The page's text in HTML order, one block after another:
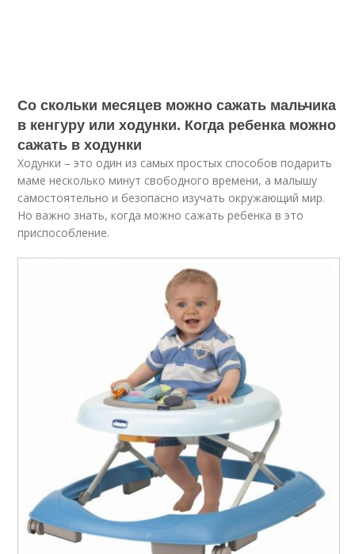
Со скольки месяцев можно сажать мальчика
в кенгуру или ходунки. Когда ребенка можно
сажать в ходунки
Ходунки – это один из самых простых способов подарить
маме несколько минут свободного времени, а малышу
самостоятельно и безопасно изучать окружающий мир.
Но важно знать, когда можно сажать ребенка в это
приспособление.